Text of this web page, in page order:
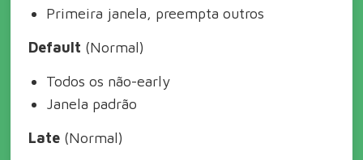
Primeira janela, preempta outros
Default (Normal)
Todos os não-early
Janela padrão
Late (Normal)